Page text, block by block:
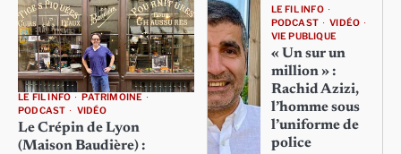
LE FIL INFO
PATRIMOINE
PODCAST
VIDÉO
Le Crépin de Lyon
(Maison Baudière) :
LE FIL INFO
PODCAST
VIDÉO
VIE PUBLIQUE
« Un sur un
million » :
Rachid Azizi,
l’homme sous
l’uniforme de
police